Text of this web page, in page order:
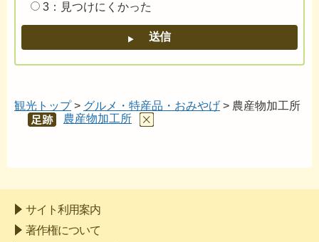
3：見つけにくかった
観光トップ> グルメ・特産品・おみやげ > 農産物加工所
あし
農産物加工所
サイト利用案内
著作権について